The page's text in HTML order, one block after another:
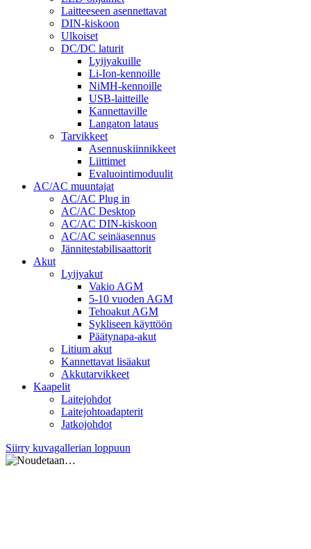
Laitteeseen asennettavat
DIN-kiskoon
Ulkoiset
DC/DC laturit
Lyijyakuille
Li-Ion-kennoille
NiMH-kennoille
USB-laitteille
Kannettaville
Langaton lataus
Tarvikkeet
Asennuskiinnikkeet
Liittimet
Evaluointimoduulit
AC/AC muuntajat
AC/AC Plug in
AC/AC Desktop
AC/AC DIN-kiskoon
AC/AC seinäasennus
Jännitestabilisaattorit
Akut
Lyijyakut
Vakio AGM
5-10 vuoden AGM
Tehoakut AGM
Sykliseen käyttöön
Päätynapa-akut
Litium akut
Kannettavat lisäakut
Akkutarvikkeet
Kaapelit
Laitejohdot
Laitejohtoadapterit
Jatkojohdot
Siirry kuvagallerian loppuun